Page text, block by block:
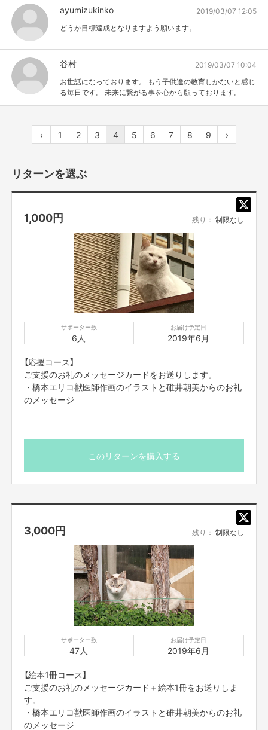
ayumizukinko
2019/03/07 12:05
どうか目標達成となりますよう願います。
谷村
2019/03/07 10:04
お世話になっております。 もう子供達の教育しかないと感じ
る毎日です。 未来に繋がる事を心から願っております。
‹ 1 2 3 4 5 6 7 8 9 ›
リターンを選ぶ
1,000円 残り： 制限なし
サポーター数
6人
お届け予定日
2019年6月
【応援コース】
ご支援のお礼のメッセージカードをお送りします。
・橋本エリコ獣医師作画のイラストと碓井朝美からのお礼
のメッセージ
このリターンを購入する
3,000円 残り： 制限なし
サポーター数
47人
お届け予定日
2019年6月
【絵本1冊コース】
ご支援のお礼のメッセージカード＋絵本1冊をお送りしま
す。
・橋本エリコ獣医師作画のイラストと碓井朝美からのお礼
のメッセージ